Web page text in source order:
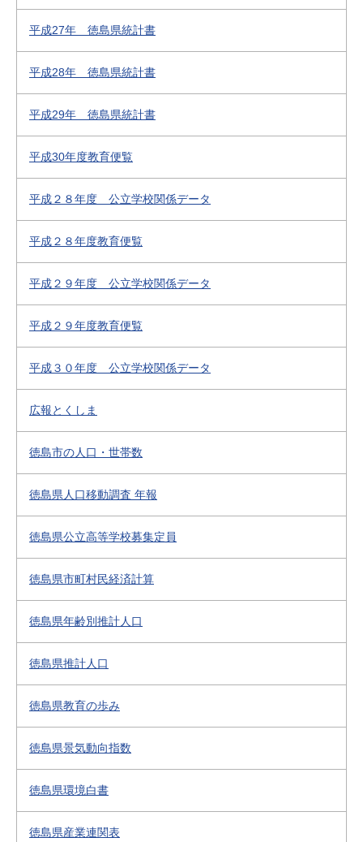
平成27年 徳島県統計書
平成28年 徳島県統計書
平成29年 徳島県統計書
平成30年度教育便覧
平成２８年度 公立学校関係データ
平成２８年度教育便覧
平成２９年度 公立学校関係データ
平成２９年度教育便覧
平成３０年度 公立学校関係データ
広報とくしま
徳島市の人口・世帯数
徳島県人口移動調査 年報
徳島県公立高等学校募集定員
徳島県市町村民経済計算
徳島県年齢別推計人口
徳島県推計人口
徳島県教育の歩み
徳島県景気動向指数
徳島県環境白書
徳島県産業連関表